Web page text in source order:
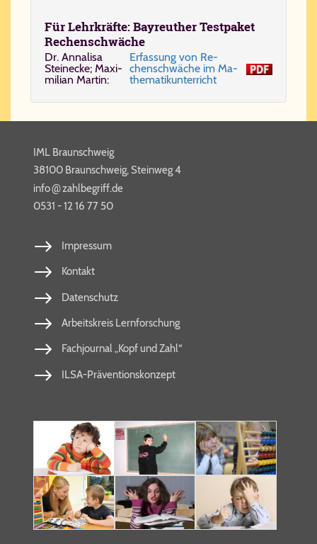
Für Lehr­kräf­te: Bay­reu­ther Test­pa­ket
Re­chen­schwä­che
Dr. Anna­li­sa
Stei­necke; Ma­xi­
mi­li­an Mar­tin:
Er­fas­sung von Re­
chen­schwä­che im Ma­
the­ma­tik­un­ter­richt
IML Braunschweig
38100 Braunschweig, Steinweg 4
info​@zahl​be​griff​.de
0531 - 12 16 77 50
Impressum
Kontakt
Datenschutz
Arbeitskreis Lernforschung
Fachjournal „Kopf und Zahl“
ILSA-Präventionskonzept